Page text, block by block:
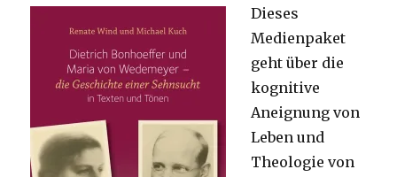
Dieses
Medienpaket
geht über die
kognitive
Aneignung von
Leben und
Theologie von